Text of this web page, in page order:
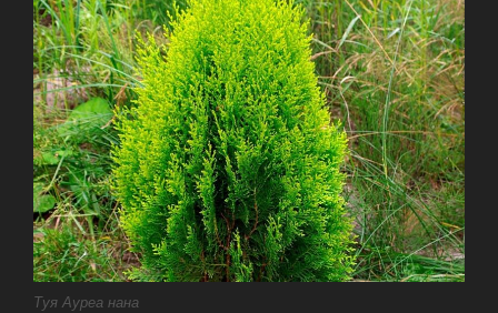
Туя Ауреа нана